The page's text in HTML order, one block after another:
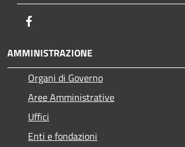
AMMINISTRAZIONE
Organi di Governo
Aree Amministrative
Uffici
Enti e fondazioni